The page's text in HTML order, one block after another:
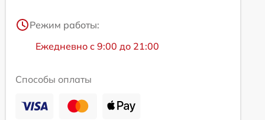
Режим работы:
Ежедневно с 9:00 до 21:00
Способы оплаты